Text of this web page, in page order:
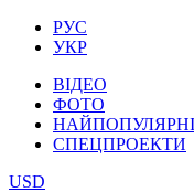
РУС
УКР
ВІДЕО
ФОТО
СПЕЦПРОЕКТИ
USD